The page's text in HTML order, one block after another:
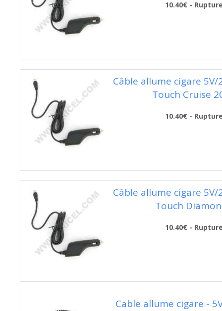
10.40€ -
Câble allume cigare 5V/
Touch Cruise
10.40€ -
Câble allume cigare 5V/
Touch
10.40€ -
Cable allume cigare -